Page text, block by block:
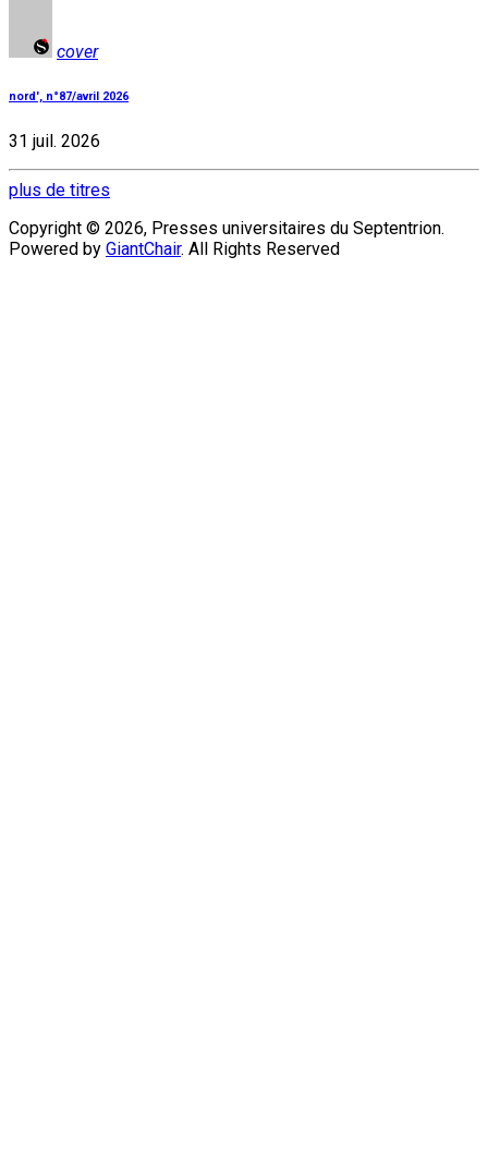
cover
nord', n°87/avril 2026
31 juil. 2026
plus de titres
Copyright © 2026, Presses universitaires du Septentrion.
Powered by GiantChair. All Rights Reserved